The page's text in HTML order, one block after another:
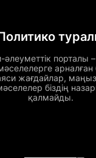
порталы –
арналған
жағдайлар,
біздің
қалмайды.